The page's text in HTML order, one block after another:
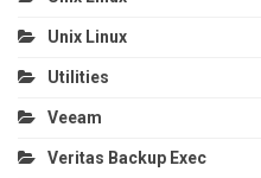
Unix Linux
Utilities
Veeam
Veritas Backup Exec